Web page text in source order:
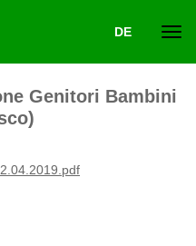
DE
Genitori Bambini